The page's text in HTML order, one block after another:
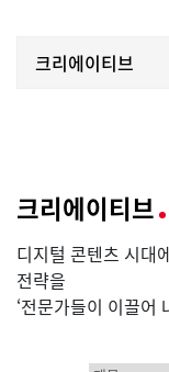
크리에이티브
크리에이티브
디지털 콘텐츠 시대
전략을
‘전문가들이 이끌어